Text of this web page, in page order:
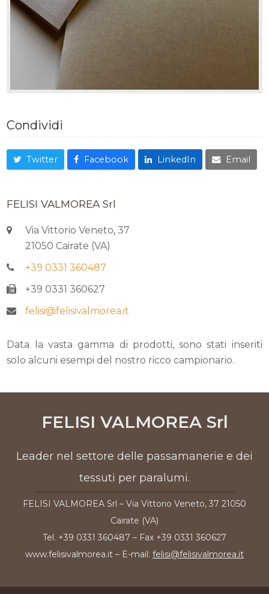
Condividi
Twitter Facebook LinkedIn Email
FELISI VALMOREA Srl
Via Vittorio Veneto, 37
21050 Cairate (VA)
+39 0331 360487
+39 0331 360627
felisi@felisivalmorea.it
Data la vasta gamma di prodotti, sono stati inseriti
solo alcuni esempi del nostro ricco campionario.
FELISI VALMOREA Srl
Leader nel settore delle passamanerie e dei
tessuti per paralumi.
FELISI VALMOREA Srl – Via Vittorio Veneto, 37 21050
Cairate (VA)
Tel. +39 0331 360487 – Fax +39 0331 360627
www.felisivalmorea.it – E-mail: felisi@felisivalmorea.it